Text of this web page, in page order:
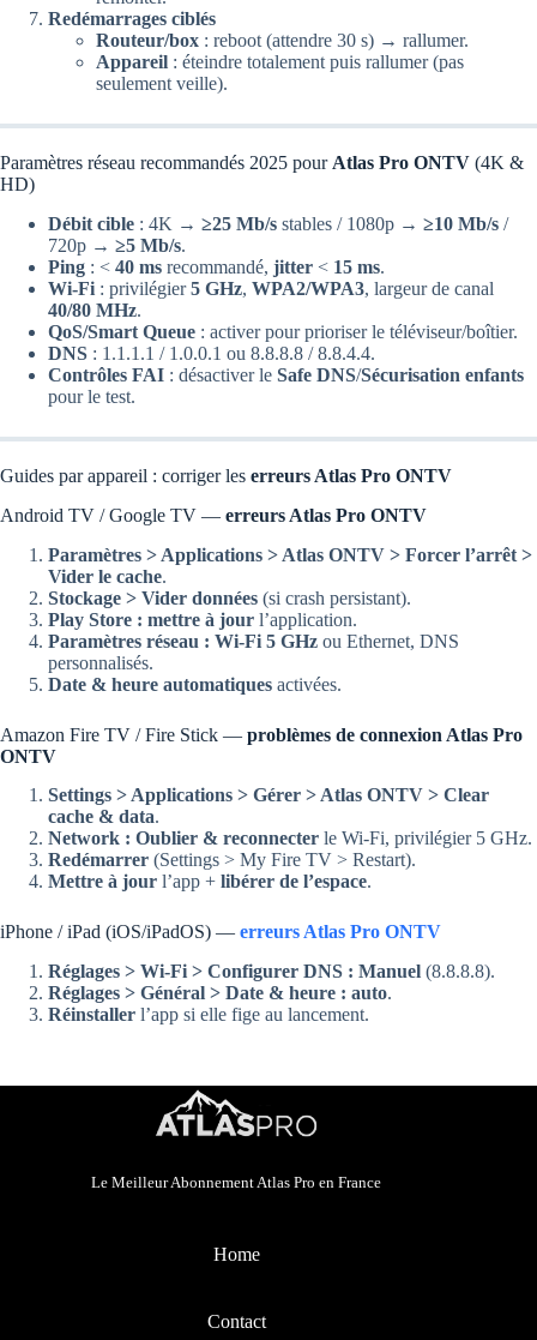
Redémarrages ciblés
Routeur/box : reboot (attendre 30 s) → rallumer.
Appareil : éteindre totalement puis rallumer (pas
seulement veille).
Paramètres réseau recommandés 2025 pour Atlas Pro ONTV (4K &
HD)
Débit cible : 4K → ≥25 Mb/s stables / 1080p → ≥10 Mb/s /
720p → ≥5 Mb/s.
Ping : < 40 ms recommandé, jitter < 15 ms.
Wi-Fi : privilégier5 GHz, WPA2/WPA3, largeur de canal
40/80 MHz.
QoS/Smart Queue : activer pour prioriser le téléviseur/boîtier.
DNS : 1.1.1.1 / 1.0.0.1 ou 8.8.8.8 / 8.8.4.4.
Contrôles FAI : désactiver le Safe DNS/Sécurisation enfants
pour le test.
Guides par appareil : corriger les erreurs Atlas Pro ONTV
Android TV / Google TV — erreurs Atlas Pro ONTV
Paramètres > Applications > Atlas ONTV > Forcer l’arrêt >
Vider le cache.
Stockage > Vider données (si crash persistant).
Play Store : mettre à jour l’application.
Paramètres réseau : Wi-Fi 5 GHz ou Ethernet, DNS
personnalisés.
Date & heure automatiques activées.
Amazon Fire TV / Fire Stick — problèmes de connexion Atlas Pro
ONTV
Settings > Applications > Gérer > Atlas ONTV > Clear
cache & data.
Network : Oublier & reconnecter le Wi-Fi, privilégier 5 GHz.
Redémarrer (Settings > My Fire TV > Restart).
Mettre à jour l’app + libérer de l’espace.
iPhone / iPad (iOS/iPadOS) — erreurs Atlas Pro ONTV
Réglages > Wi-Fi > Configurer DNS : Manuel (8.8.8.8).
Réglages > Général > Date & heure : auto.
Réinstaller l’app si elle fige au lancement.
Le Meilleur Abonnement Atlas Pro en France
Home
Contact